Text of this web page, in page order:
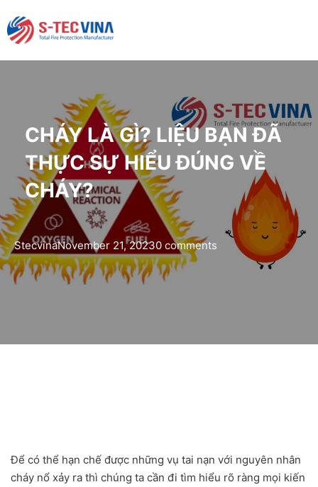
CHÁY LÀ GÌ? LIỆU BẠN ĐÃ
THỰC SỰ HIỂU ĐÚNG VỀ
CHÁY?
StecvinaNovember 21, 20230 comments
Để có thể hạn chế được những vụ tai nạn với nguyên nhân
cháy nổ xảy ra thì chúng ta cần đi tìm hiểu rõ ràng mọi kiến